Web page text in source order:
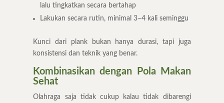
lalu tingkatkan secara bertahap
Lakukan secara rutin, minimal 3–4 kali seminggu
Kunci dari plank bukan hanya durasi, tapi juga
konsistensi dan teknik yang benar.
Kombinasikan dengan Pola Makan
Sehat
Olahraga saja tidak cukup kalau tidak dibarengi